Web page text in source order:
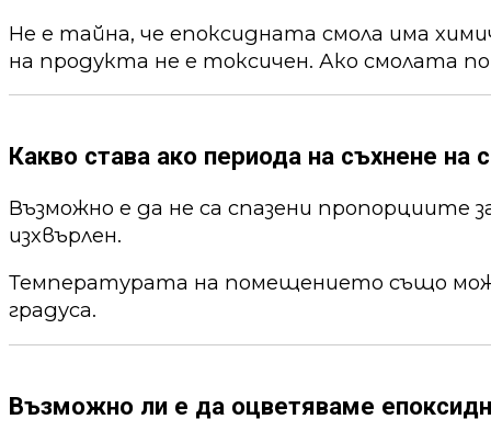
Не е тайна, че епоксидната смола има
на продукта не е токсичен. Ако смолата
Какво става ако периода на съхнене
Възможно е да не са спазени пропорциите
изхвърлен.
Температурата на помещението също
градуса.
Възможно ли е да оцветяваме